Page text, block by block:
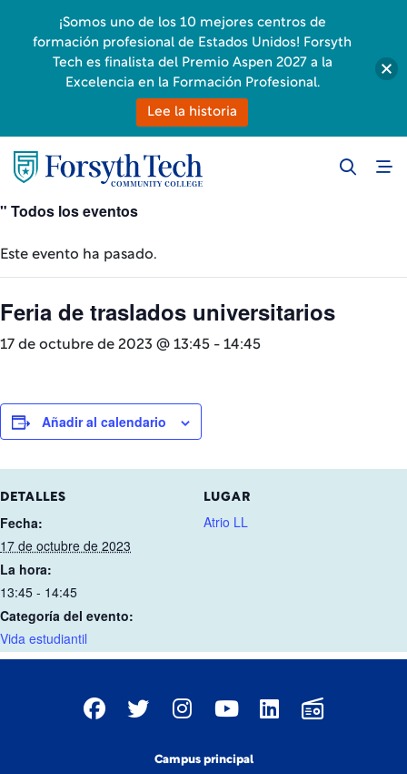
" Todos los eventos
Este evento ha pasado.
Feria de traslados universitarios
17 de octubre de 2023 @ 13:45 - 14:45
Añadir al calendario
DETALLES
Fecha:
17 de octubre de 2023
La hora:
13:45 - 14:45
Categoría del evento:
Vida estudiantil
LUGAR
Atrio LL
Campus principal
¡Somos uno de los 10 mejores centros de
formación profesional de Estados Unidos! Forsyth
Tech es finalista del Premio Aspen 2027 a la
Excelencia en la Formación Profesional.
Lee la historia